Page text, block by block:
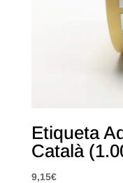
Etiqueta
Català
9,15€